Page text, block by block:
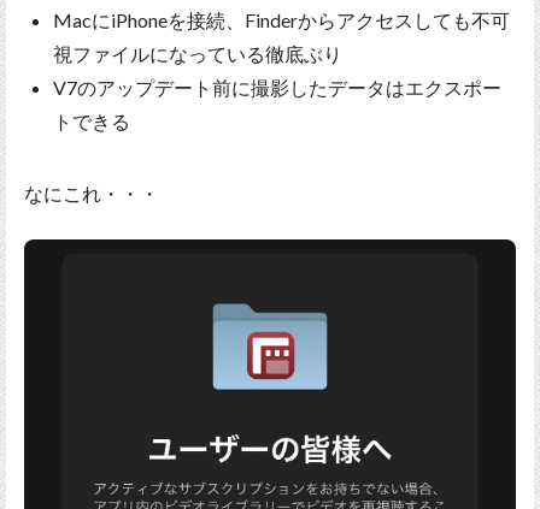
MacにiPhoneを接続、Finderからアクセスしても不可
視ファイルになっている徹底ぶり
V7のアップデート前に撮影したデータはエクスポー
トできる
なにこれ・・・